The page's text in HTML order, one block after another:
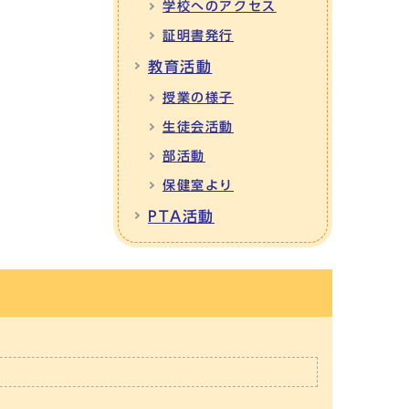
学校へのアクセス
証明書発行
教育活動
授業の様子
生徒会活動
部活動
保健室より
PTA活動